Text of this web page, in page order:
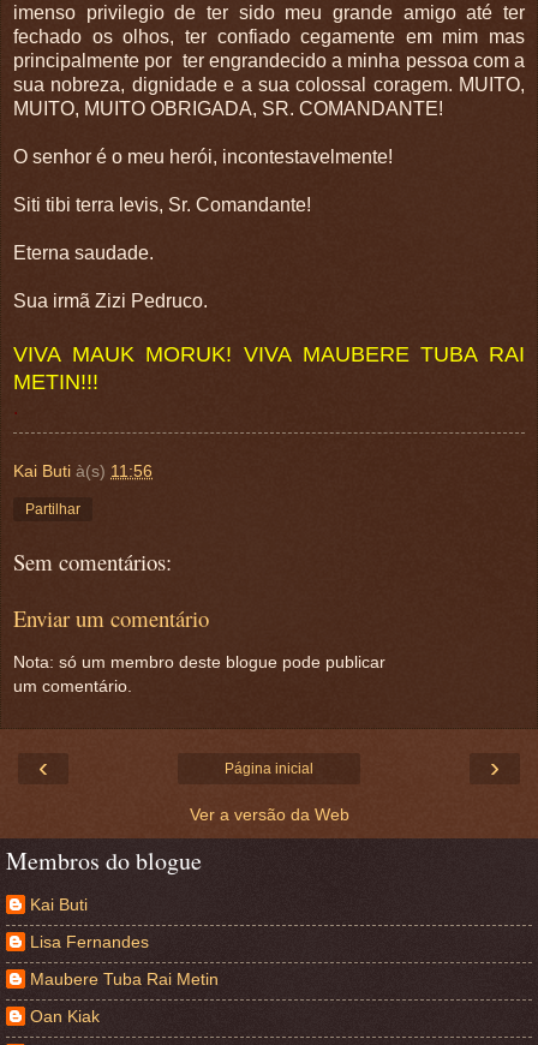
imenso privilegio de ter sido meu grande amigo até ter
fechado os olhos, ter confiado cegamente em mim mas
principalmente por ter engrandecido a minha pessoa com a
sua nobreza, dignidade e a sua colossal coragem. MUITO,
MUITO, MUITO OBRIGADA, SR. COMANDANTE!
O senhor é o meu herói, incontestavelmente!
Siti tibi terra levis, Sr. Comandante!
Eterna saudade.
Sua irmã Zizi Pedruco.
VIVA MAUK MORUK! VIVA MAUBERE TUBA RAI
METIN!!!
.
Kai Buti à(s) 11:56
Partilhar
Sem comentários:
Enviar um comentário
Nota: só um membro deste blogue pode publicar
um comentário.
‹ ›
Página inicial
Ver a versão da Web
Membros do blogue
Kai Buti
Lisa Fernandes
Maubere Tuba Rai Metin
Oan Kiak